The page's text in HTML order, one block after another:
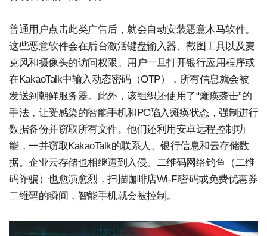
普通用户点击此类广告后，就会自动安装恶意木马软件。
这些恶意软件会在后台激活键盘输入器、截图工具以及麦
克风和摄像头的访问权限。用户一旦打开银行应用程序或
在KakaoTalk中输入动态密码（OTP），所有信息就会被
发送到朝鲜服务器。此外，该组织还使用了“瘫痪袭击”的
手法，让受感染的智能手机和PC陷入瘫痪状态，强制进行
数据备份并窃取所有文件。他们还利用安卓远程控制功
能，一并窃取KakaoTalk的联系人、银行信息和云存储数
据。企业云存储也相继遭到入侵。二维码网络钓鱼（二维
码诈骗）也愈演愈烈，扫描咖啡店Wi-Fi密码或免费优惠券
二维码的瞬间，智能手机就会被控制。